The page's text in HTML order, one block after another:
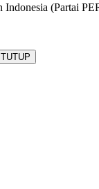
Indonesia (Partai
TUTUP